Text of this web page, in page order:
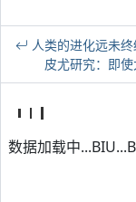
人类的进化远未
皮尤研究：即
数据加载中